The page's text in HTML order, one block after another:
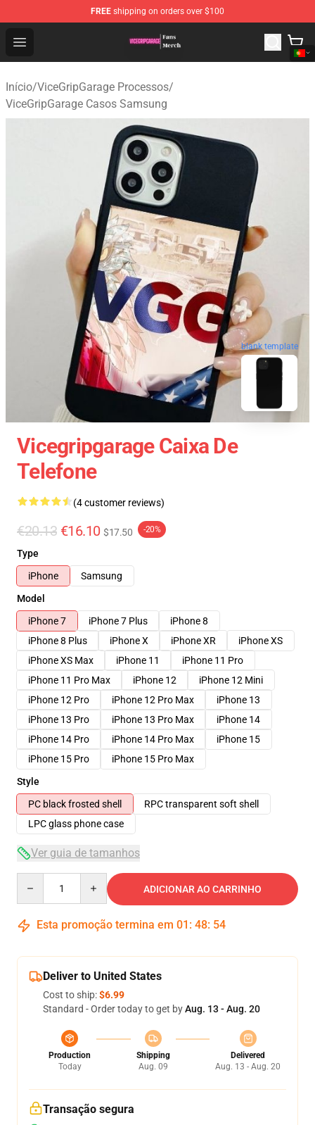
FREE shipping on orders over $100
Open menu
ViceGripGarage Store - Official ViceGripGarage
Início/ViceGripGarage Processos/
ViceGripGarage Casos Samsung
blank template
Vicegripgarage Caixa De
Telefone
(4 customer reviews)
€20.13 €16.10 $17.50 -20%
Type
iPhone
Samsung
Model
iPhone 7
iPhone 7 Plus
iPhone 8
iPhone 8 Plus
iPhone X iPhone XR
iPhone XS
iPhone XS Max
iPhone 11
iPhone 11 Pro
iPhone 11 Pro Max
iPhone 12
iPhone 12 Mini
iPhone 12 Pro
iPhone 12 Pro Max
iPhone 13
iPhone 13 Pro
iPhone 13 Pro Max
iPhone 14
iPhone 14 Pro
iPhone 14 Pro Max
iPhone 15
iPhone 15 Pro
iPhone 15 Pro Max
Style
PC black frosted shell
RPC transparent soft shell
LPC glass phone case
Ver guia de tamanhos
ADICIONAR AO CARRINHO
Esta promoção termina em 01 : 48: 54
Deliver to United States
Cost to ship:$6.99
Standard - Order today to get byAug. 13 - Aug. 20
Production
Today
Shipping
Aug. 09
Delivered
Aug. 13 - Aug. 20
Transação segura